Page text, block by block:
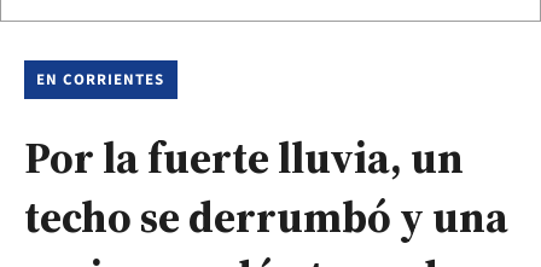
EN CORRIENTES
Por la fuerte lluvia, un
techo se derrumbó y una